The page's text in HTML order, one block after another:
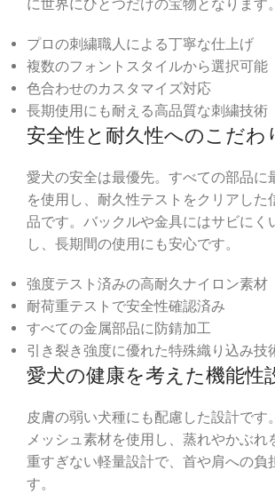
に世界にひとつだけの宝物となります。
プロの刺繍職人による丁寧な仕上げ
複数のフォントスタイルから選択可能
色合わせのカスタマイズ対応
長期使用にも耐える高品質な刺繍技術
安全性と耐久性へのこだわ
愛犬の安全は最優先。すべての部品に
を使用し、耐久性テストをクリアした
品です。バックルや金具にはサビにく
し、長期間の使用にも安心です。
強度テスト済みの高耐久ナイロン素材
耐荷重テストで安全性確認済み
すべての金属部品に防錆加工
引き裂き強度に優れた特殊織り込み技
愛犬の健康を考えた機能性
皮膚の弱い犬種にも配慮した設計です
メッシュ素材を使用し、蒸れやかぶれ
重すぎない軽量設計で、首や肩への負
す。